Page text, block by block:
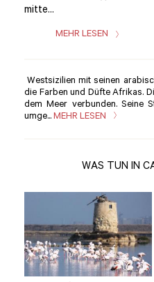
mitte...
MEHR LESEN
Westsizilien mit seinen
die Farben und Düfte Afrikas.
dem Meer verbunden. Seine
umge... MEHR LESEN
WAS TUN IN